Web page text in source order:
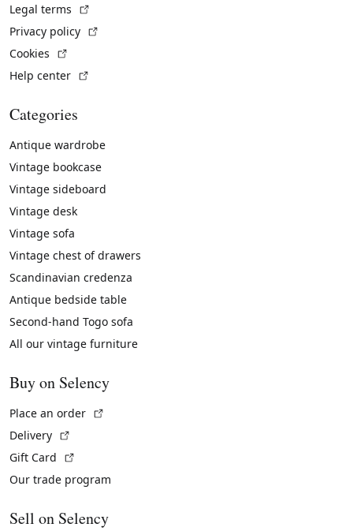
Legal terms
Privacy policy
Cookies
Help center
Categories
Antique wardrobe
Vintage bookcase
Vintage sideboard
Vintage desk
Vintage sofa
Vintage chest of drawers
Scandinavian credenza
Antique bedside table
Second-hand Togo sofa
All our vintage furniture
Buy on Selency
Place an order
Delivery
Gift Card
Our trade program
Sell on Selency